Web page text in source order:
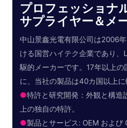
プロフェッショナ
サプライヤー＆メ
中山景鑫光電有限公司は2006
ける国営ハイテク企業であり、
駆的メーカーです。17年以上
に、当社の製品は40カ国以上に
●特許と研究開発：外観と構造
上の独自の特許。
●製品とサービス: OEM および